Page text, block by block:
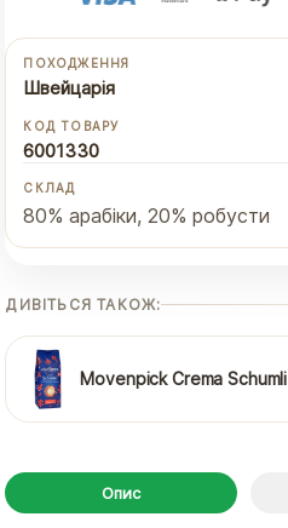
ПОХОДЖЕННЯ
Швейцарія
КОД ТОВАРУ
6001330
СКЛАД
80% арабіки, 20% робусти
ДИВІТЬСЯ ТАКОЖ:
Movenpick Crema Schumli
Опис